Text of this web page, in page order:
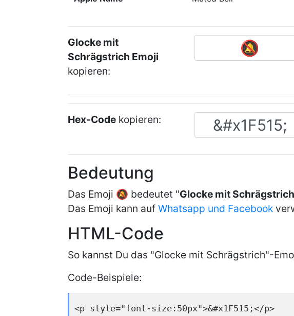
Glocke mit
Schrägstrich Emoji
kopieren:
Hex-Code kopieren:
Bedeutung
Das Emoji 🔕 bedeutet "Glocke mit Schrägstrich
Das Emoji kann auf Whatsapp und Facebook
HTML-Code
So kannst Du das "Glocke mit Schrägstrich"-
Code-Beispiele:
<p style="font-size:50px">&#x1F515;</p>